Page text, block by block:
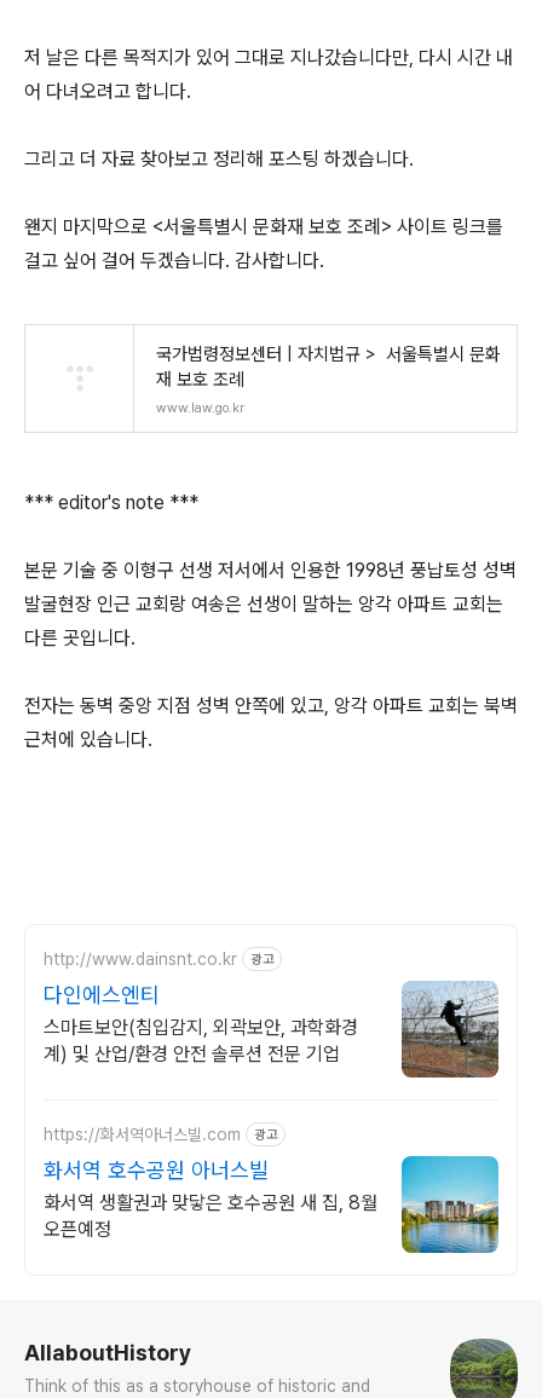
저 날은 다른 목적지가 있어 그대로 지나갔습니다만, 다시 시간 내
어 다녀오려고 합니다.
그리고 더 자료 찾아보고 정리해 포스팅 하겠습니다.
왠지 마지막으로 <서울특별시 문화재 보호 조례> 사이트 링크를
걸고 싶어 걸어 두겠습니다. 감사합니다.
국가법령정보센터 | 자치법규 > 서울특별시 문화
재 보호 조례
www.law.go.kr
*** editor's note ***
본문 기술 중 이형구 선생 저서에서 인용한 1998년 풍납토성 성벽
발굴현장 인근 교회랑 여송은 선생이 말하는 앙각 아파트 교회는
다른 곳입니다.
전자는 동벽 중앙 지점 성벽 안쪽에 있고, 앙각 아파트 교회는 북벽
근처에 있습니다.
http://www.dainsnt.co.kr 광고
다인에스엔티
스마트보안(침입감지, 외곽보안, 과학화경
계) 및 산업/환경 안전 솔루션 전문 기업
https://화서역아너스빌.com 광고
화서역 호수공원 아너스빌
화서역 생활권과 맞닿은 호수공원 새 집, 8월
오픈예정
AllaboutHistory
Think of this as a storyhouse of historic and